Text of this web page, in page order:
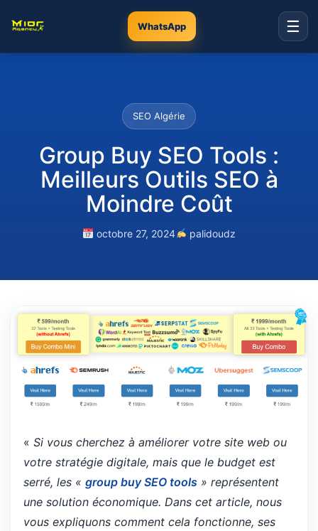
WhatsApp ☰
SEO Algérie
Group Buy SEO Tools :
Meilleurs Outils SEO à
Moindre Coût
octobre 27, 2024 palidoudz
« Si vous cherchez à améliorer votre site web ou
votre stratégie digitale, mais que le budget est
serré, les « group buy SEO tools » représentent
une solution économique. Dans cet article, nous
vous expliquons comment cela fonctionne, ses